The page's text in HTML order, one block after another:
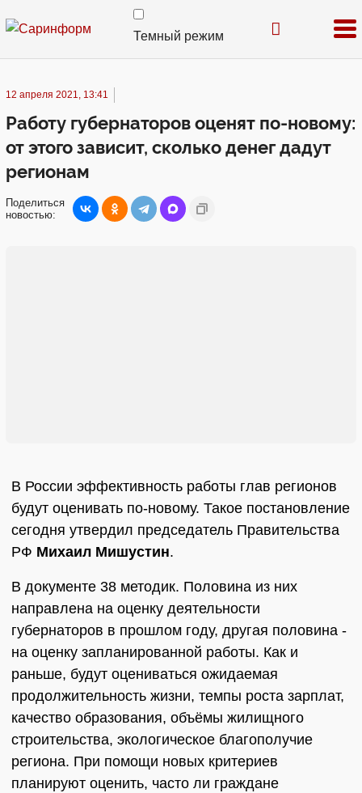
Темный режим
12 апреля 2021, 13:41
Работу губернаторов оценят по-новому:
от этого зависит, сколько денег дадут
регионам
Поделиться
новостью:
В России эффективность работы глав регионов
будут оценивать по-новому. Такое постановление
сегодня утвердил председатель Правительства
РФ Михаил Мишустин.
В документе 38 методик. Половина из них
направлена на оценку деятельности
губернаторов в прошлом году, другая половина -
на оценку запланированной работы. Как и
раньше, будут оцениваться ожидаемая
продолжительность жизни, темпы роста зарплат,
качество образования, объёмы жилищного
строительства, экологическое благополучие
региона. При помощи новых критериев
планируют оценить, часто ли граждане